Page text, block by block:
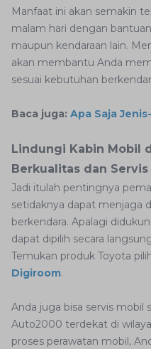
Manfaat ini akan semakin
malam hari dengan
maupun kendaraan lain.
akan membantu Anda
sesuai kebutuhan
Baca juga: Apa Saja
Lindungi Kabin Mobil
Berkualitas dan
Jadi itulah pentingnya
setidaknya dapat menjaga
berkendara. Apalagi
dapat dipilih secara
Temukan produk Toyota
Digiroom.
Anda juga bisa servis mobil
Auto2000 terdekat di
proses perawatan mobil,